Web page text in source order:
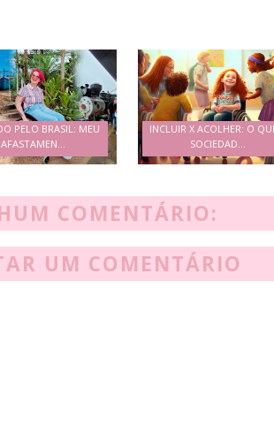
PELO BRASIL: MEU
AFASTAMEN...
INCLUIR X ACOLHER: O
SOCIEDAD...
COMENTÁRIO:
UM COMENTÁRIO